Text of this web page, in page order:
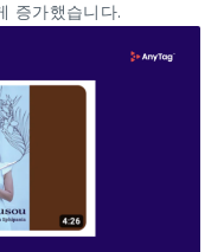
증가했습니다.